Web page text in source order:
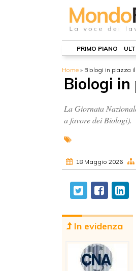
PRIMO PIANO
Home » Biologi in piazza
Biologi in
La Giornata
a favore dei Biologi).
18 Maggio 2026
In evidenza